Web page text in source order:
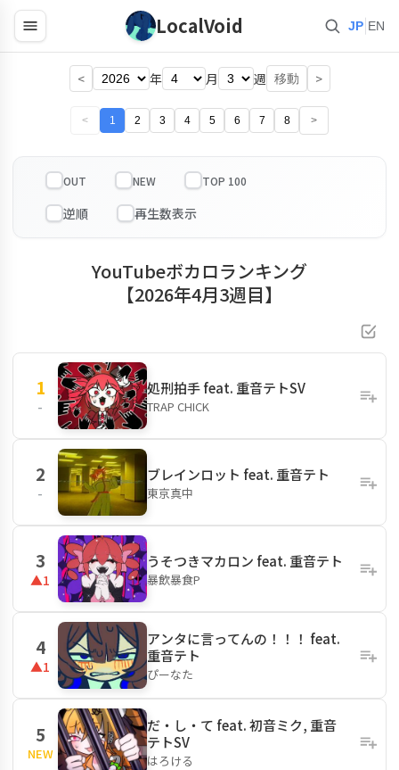
LocalVoid JP EN
< 年 月 週 移動 >
< 1 2 3 4 5 6 7 8 >
OUT NEW TOP 100
YouTubeボカロランキング
【2026年4月3週目】
1
-
処刑拍手 feat. 重音テトSV
TRAP CHICK
2
-
ブレインロット feat. 重音テト
東京真中
3
▲1
うそつきマカロン feat. 重音テト
暴飲暴食P
4
▲1
アンタに言ってんの！！！ feat.
重音テト
ぴーなた
5
NEW
だ・し・て feat. 初音ミク, 重音
テトSV
はろける